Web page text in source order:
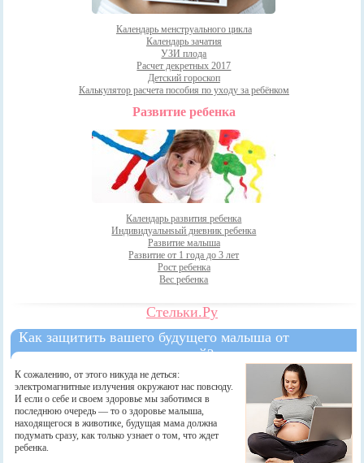
Календарь менструального цикла
Календарь зачатия
УЗИ плода
Расчет декретных 2017
Детский гороскоп
Калькулятор расчета пособия по уходу за ребёнком
Развитие ребенка
Календарь развития ребенка
Индивидуальнsый дневник ребенка
Развитие малыша
Развитие от 1 года до 3 лет
Рост ребенка
Вес ребенка
Стельки.Ру
Как защитить вашего будущего малыша от
электромагнитных излучений?
К сожалению, от этого никуда не деться:
электромагнитные излучения окружают нас повсюду.
И если о себе и своем здоровье мы заботимся в
последнюю очередь — то о здоровье малыша,
находящегося в животике, будущая мама должна
подумать сразу, как только узнает о том, что ждет
ребенка.